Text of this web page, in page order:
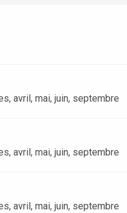
Bray
avril, mai, juin, septembre
avril, mai, juin, septembre
avril, mai, juin, septembre